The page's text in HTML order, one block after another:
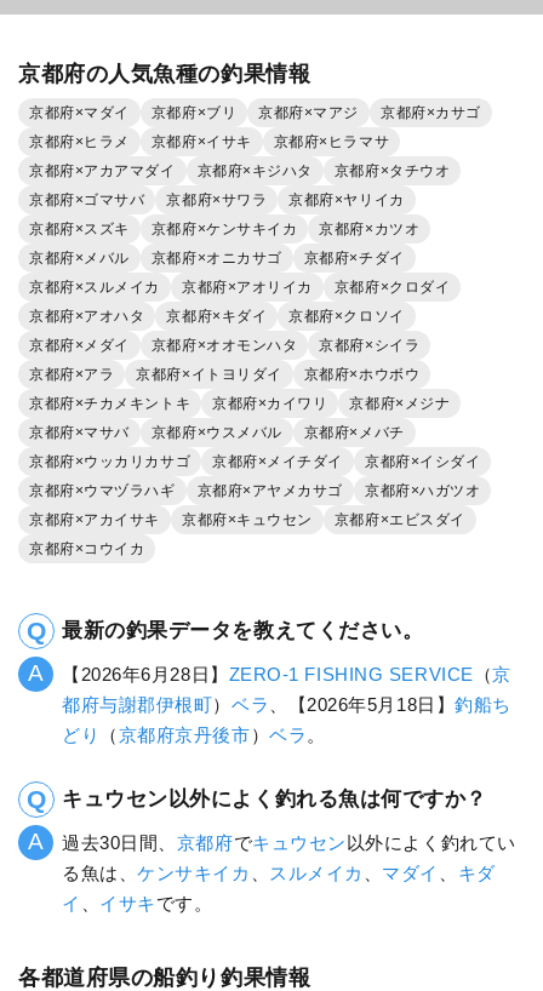
京都府の人気魚種の釣果情報
京都府×マダイ 京都府×ブリ 京都府×マアジ
京都府×カサゴ
京都府×ヒラメ
京都府×イサキ
京都府×ヒラマサ
京都府×アカアマダイ
京都府×キジハタ
京都府×タチウオ
京都府×ゴマサバ
京都府×サワラ
京都府×ヤリイカ
京都府×スズキ
京都府×ケンサキイカ
京都府×カツオ
京都府×メバル
京都府×オニカサゴ
京都府×チダイ
京都府×スルメイカ
京都府×アオリイカ
京都府×クロダイ
京都府×アオハタ
京都府×キダイ
京都府×クロソイ
京都府×メダイ
京都府×オオモンハタ
京都府×シイラ
京都府×アラ
京都府×イトヨリダイ
京都府×ホウボウ
京都府×チカメキントキ
京都府×カイワリ
京都府×メジナ
京都府×マサバ
京都府×ウスメバル
京都府×メバチ
京都府×ウッカリカサゴ
京都府×メイチダイ
京都府×イシダイ
京都府×ウマヅラハギ
京都府×アヤメカサゴ
京都府×ハガツオ
京都府×アカイサキ
京都府×キュウセン
京都府×エビスダイ
京都府×コウイカ
最新の釣果データを教えてください。
【2026年6月28日】 ZERO-1 FISHING SERVICE （京
都府与謝郡伊根町） ベラ 、【2026年5月18日】釣船ち
どり
（京都府京丹後市）ベラ 。
キュウセン以外によく釣れる魚は何ですか？
過去30日間、 京都府でキュウセン 以外によく釣れてい
る魚は、ケンサキイカ スルメイカ マダイ
キダ
イ
イサキです。
各都道府県の船釣り釣果情報